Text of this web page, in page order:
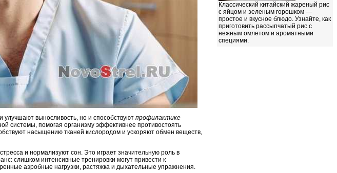
выносливость, но и способствуют профилактике
системы, помогая организму эффективнее противостоять
насыщению тканей кислородом и ускоряют обмен веществ,
и нормализуют сон. Это играет значительную роль в
слишком интенсивные тренировки могут привести к
аэробные нагрузки, растяжка и дыхательные упражнения.
Классический китайский жареный рис
с яйцом и зеленым горошком —
простое и вкусное блюдо. Узнайте, как
приготовить рассыпчатый рис с
нежным омлетом и ароматными
специями.